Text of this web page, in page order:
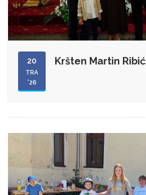
20
TRA
'26
Kršten Martin Ribić